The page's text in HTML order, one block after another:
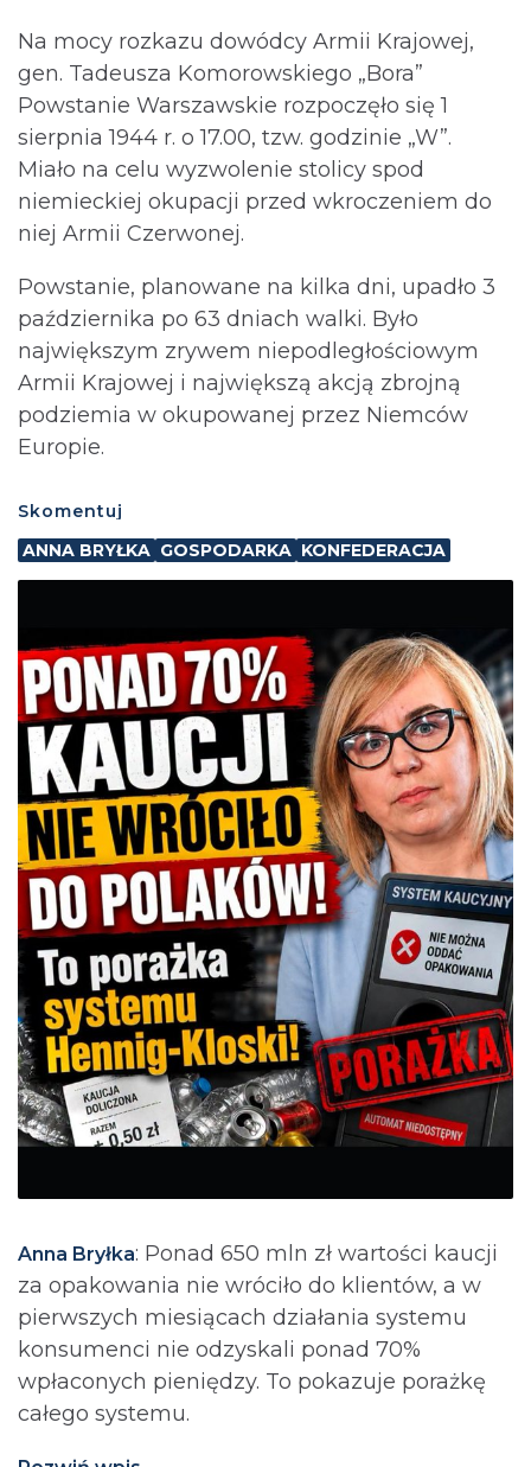
Na mocy rozkazu dowódcy Armii Krajowej,
gen. Tadeusza Komorowskiego „Bora”
Powstanie Warszawskie rozpoczęło się 1
sierpnia 1944 r. o 17.00, tzw. godzinie „W”.
Miało na celu wyzwolenie stolicy spod
niemieckiej okupacji przed wkroczeniem do
niej Armii Czerwonej.
Powstanie, planowane na kilka dni, upadło 3
października po 63 dniach walki. Było
największym zrywem niepodległościowym
Armii Krajowej i największą akcją zbrojną
podziemia w okupowanej przez Niemców
Europie.
Skomentuj
ANNA BRYŁKA GOSPODARKA KONFEDERACJA
Anna Bryłka: Ponad 650 mln zł wartości kaucji
za opakowania nie wróciło do klientów, a w
pierwszych miesiącach działania systemu
konsumenci nie odzyskali ponad 70%
wpłaconych pieniędzy. To pokazuje porażkę
całego systemu.